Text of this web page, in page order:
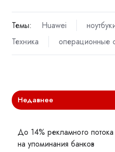
Темы: Huawei
Техника
операционные
Недавнее
До 14% рекламного
на упоминания банков